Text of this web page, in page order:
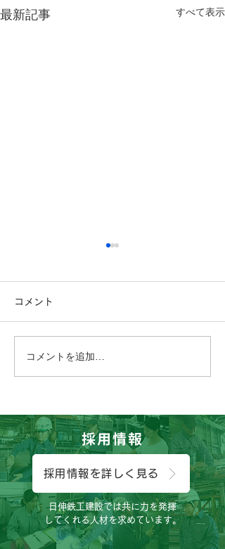
最新記事 すべて表示
こんにちは、広報担当のH
コメント
コメントを追加…
採用情報
採用情報を詳しく見る
日伸鉄工建設では共に力を発揮
してくれる人材を求めています。